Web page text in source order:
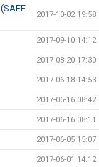
2017-10-02 19:58
2017-09-10 14:12
2017-08-20 17:30
2017-06-18 14:53
2017-06-16 08:42
2017-06-16 08:11
2017-06-05 15:07
2017-06-01 14:12